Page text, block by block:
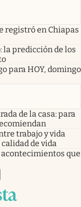
registró en Chiapas
la predicción de los
para HOY, domingo
de la casa: para
trabajo y vida
de vida
que
pestañapestaña
en nueva pestaña
abre en nueva pestaña